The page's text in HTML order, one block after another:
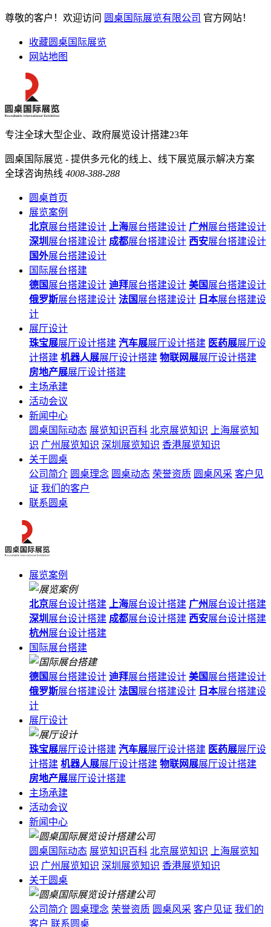
尊敬的客户！欢迎访问 圆桌国际展览有限公司 官方网站！
收藏圆桌国际展览
网站地图
专注全球大型企业、政府展览设计搭建23年
圆桌国际展览 - 提供多元化的线上、线下展览展示解决方案
全球咨询热线 4008-388-288
圆桌首页
展览案例
北京展台搭建设计 上海展台搭建设计 广州展台搭建设计
深圳 展台搭建设计 成都展台搭建设计 西安展台搭建设计
国外展台搭建设计
国际展台搭建
德国 展台搭建设计 迪拜展台搭建设计 美国 展台搭建设计
俄罗斯展台搭建设计 法国 展台搭建设计 日本展台搭建设
计
展厅设计
珠宝展展厅设计搭建 汽车展展厅设计搭建 医药展展厅设
计搭建 机器人展展厅设计搭建 物联网展展厅设计搭建
房地产展展厅设计搭建
主场承建
活动会议
新闻中心
圆桌国际动态 展览知识百科 北京展览知识
上海展览知
识 广州展览知识 深圳展览知识 香港展览知识
关于圆桌
公司简介 圆桌理念 圆桌动态 荣誉资质 圆桌风采 客户见
证 我们的客户
联系圆桌
展览案例
北京展台设计搭建 上海展台设计搭建 广州展台设计搭建
深圳 展台设计搭建 成都展台设计搭建 西安展台设计搭建
杭州展台设计搭建
国际展台搭建
德国 展台搭建设计 迪拜展台搭建设计 美国 展台搭建设计
俄罗斯展台搭建设计 法国 展台搭建设计 日本展台搭建设
计
展厅设计
珠宝展展厅设计搭建 汽车展展厅设计搭建 医药展展厅设
计搭建 机器人展展厅设计搭建 物联网展展厅设计搭建
房地产展展厅设计搭建
主场承建
活动会议
新闻中心
圆桌国际动态 展览知识百科 北京展览知识
上海展览知
识 广州展览知识 深圳展览知识 香港展览知识
关于圆桌
公司简介 圆桌理念 荣誉资质 圆桌风采 客户见证 我们的
客户 联系圆桌